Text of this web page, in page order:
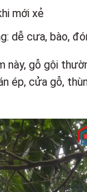
mới xẻ
dễ cưa, bào,
này, gỗ gội
ép, cửa gỗ,